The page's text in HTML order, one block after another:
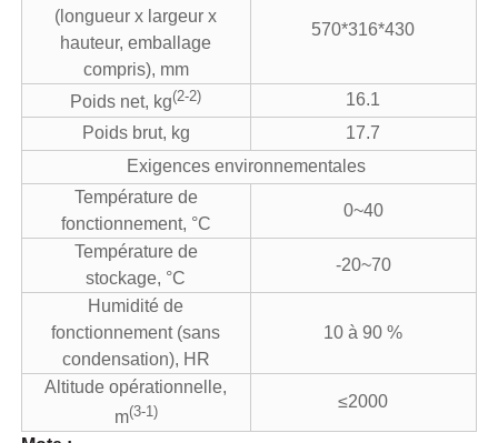
(longueur x largeur x
hauteur, emballage
compris), mm
570*316*430
Poids net, kg(2-2)
16.1
Poids brut, kg
17.7
Exigences environnementales
Température de
fonctionnement, °C
0~40
Température de
stockage, °C
-20~70
Humidité de
fonctionnement (sans
condensation), HR
10 à 90 %
Altitude opérationnelle,
m(3-1)
≤2000